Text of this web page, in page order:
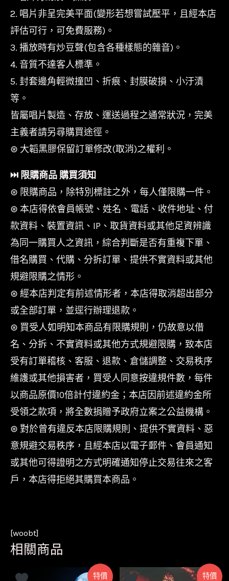
2. 唱片非呈完美平面(變形若想嘗試壓平，且經本店
評估可行，可免費服務)。
3. 播放時有炒豆聲(包含各種樣態的雜音)。
4. 音質不達客人標準。
5. 封套邊角輕微撞凹、折痕、封膜破損、小汙漬
等。
皆屬唱片製造、存放、運送過程之通常狀況，完美
主義者請另尋購買途徑。
⊛ 大韜黑膠保留訂單修改(取消)之權利。
⏭︎ 限購商品 購買須知
⊛ 限購商品，除特別標註之外，每人僅限購一件。
⊛ 本店得依會員帳號、姓名、電話、收件地址、付
款資料、裝置資訊、IP、取貨資料或其他足資辨識
為同一購買人之資訊，綜合判斷是否有重複下單、
借名購買、代購、分拆訂單、提供不實資料或其他
規避限購之情形。
⊛ 經本店判定有前述情形者，本店得取消超出部分
或全部訂單，並逕行辦理退款。
⊛ 買受人如明知本商品有限購規則，仍故意以借
名、分拆、不實資料或其他方式規避限購，致本店
受有訂單稽核、客服、退款、倉儲調整、交易秩序
維護或其他損害者，買受人同意按違規件數，每件
以商品原價10倍計付違約金；本店因前述違約金所
受領之款項，將全數捐贈予政府立案之公益機構。
⊛ 對於曾有違反本店限購規則、提供不實資料、惡
意規避交易秩序，且經本店以電子郵件、會員通知
或其他可得證明之方式明確通知停止交易往來之客
戶，本店得拒絕其購買本商品。
[woobt]
相關商品
特價 特價